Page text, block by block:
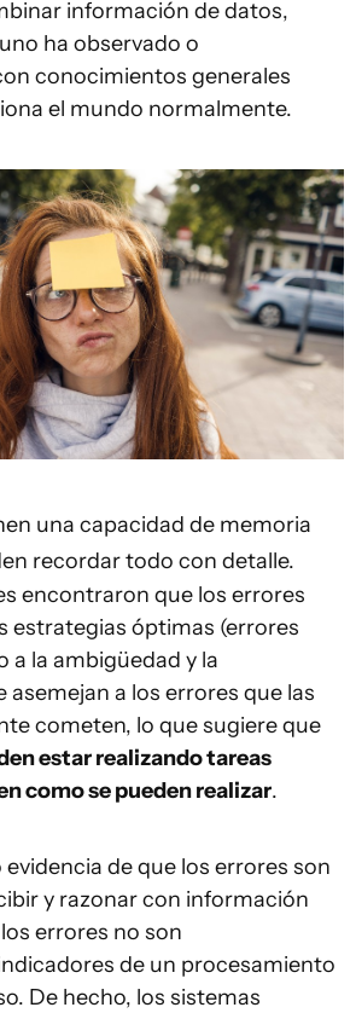
información de datos,
ha observado o
conocimientos generales
el mundo normalmente.
una capacidad de memoria
recordar todo con detalle.
encontraron que los errores
estrategias óptimas (errores
a la ambigüedad y la
a los errores que las
cometen, lo que sugiere que
estar realizando tareas
como se pueden realizar.
de que los errores son
y razonar con información
errores no son
de un procesamiento
De hecho, los sistemas